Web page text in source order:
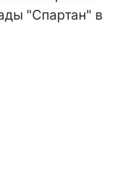
"Спартан" в